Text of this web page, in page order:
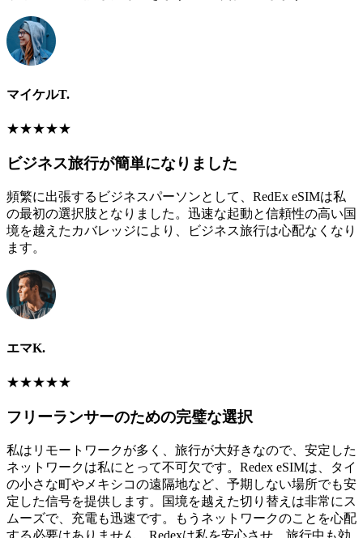
マイケルT.
★★★★★
ビジネス旅行が簡単になりました
頻繁に出張するビジネスパーソンとして、RedEx eSIMは私
の最初の選択肢となりました。迅速な起動と信頼性の高い国
境を越えたカバレッジにより、ビジネス旅行は心配なくなり
ます。
エマK.
★★★★★
フリーランサーのための完璧な選択
私はリモートワークが多く、旅行が大好きなので、安定した
ネットワークは私にとって不可欠です。Redex eSIMは、タイ
の小さな町やメキシコの遠隔地など、予期しない場所でも安
定した信号を提供します。国境を越えた切り替えは非常にス
ムーズで、充電も迅速です。もうネットワークのことを心配